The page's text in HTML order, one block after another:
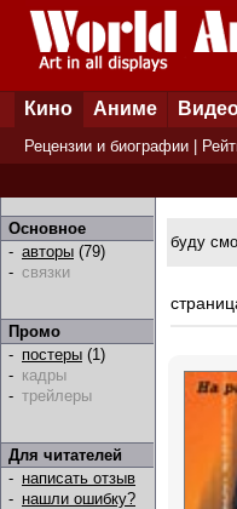
Кино Аниме
Рецензии и биографии
Основное
- авторы (79)
- связки
Промо
- постеры (1)
- кадры
- трейлеры
Для читателей
- написать отзыв
- нашли ошибку?
буду